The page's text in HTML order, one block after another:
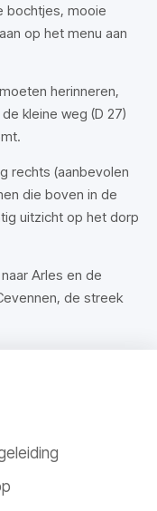
bochtjes, mooie
op het menu aan
herinneren,
kleine weg (D 27)
rechts (aanbevolen
die boven in de
uitzicht op het dorp
Arles en de
de streek